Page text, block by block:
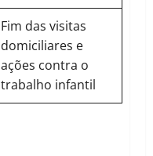
Fim das visitas
domiciliares e
ações contra o
trabalho infantil